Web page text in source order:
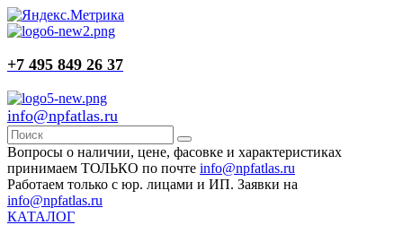
+7 495 849 26 37
info@npfatlas.ru
Вопросы о наличии, цене, фасовке и характеристиках
принимаем ТОЛЬКО по почте info@npfatlas.ru
Работаем только с юр. лицами и ИП. Заявки на
info@npfatlas.ru
КАТАЛОГ